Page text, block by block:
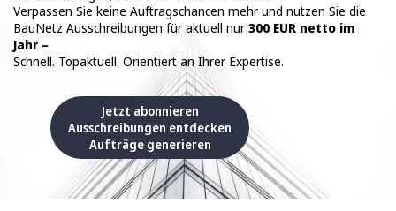
Verpassen Sie keine Auftragschancen mehr und nutzen Sie die
BauNetz Ausschreibungen für aktuell nur 300 EUR netto im
Jahr –
Schnell. Topaktuell. Orientiert an Ihrer Expertise.
Jetzt abonnieren
Ausschreibungen entdecken
Aufträge generieren